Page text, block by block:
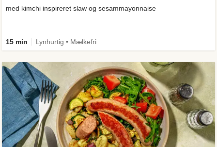
med kimchi inspireret slaw og sesammayonnaise
15 min Lynhurtig • Mælkefri